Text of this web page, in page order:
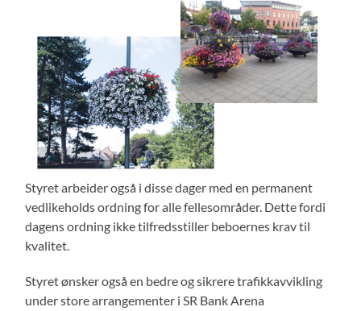
Styret arbeider også i disse dager med en permanent
vedlikeholds ordning for alle fellesområder. Dette fordi
dagens ordning ikke tilfredsstiller beboernes krav til
kvalitet.
Styret ønsker også en bedre og sikrere trafikkavvikling
under store arrangementer i SR Bank Arena